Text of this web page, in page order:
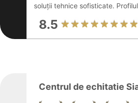
soluții tehnice sofisticate.
8.5
Centrul de echitatie